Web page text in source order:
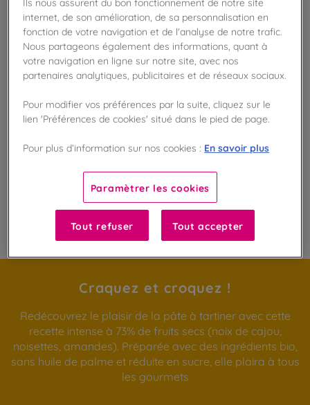
Vérifier la disponibilité en magasin
Frais de port offert
dès 50€ d'achat
avec notre programme Privilège
Liste des ingrédients et allergènes
100%
Fabriqué en France
Craquez et croquez !
Redécouvrez le plaisir de la pâte à tartiner avec cette
recette intense à 73% de fruits secs (noix de cajou,
noisettes, amandes). Préparée avec des ingrédients bio,
sans huile de palme et réduite en sucre, elle plaira à tous
les gourmets
internet, de son amélioration, de sa personnalisation en
fonction de votre navigation et de l'analyse de notre trafic.
Nous partageons également des informations, quant à
votre navigation en ligne sur notre site, avec nos
partenaires analytiques, publicitaires et de réseaux sociaux.
Pour modifier vos préférences par la suite, cliquez sur le
lien 'Préférences de cookies' situé dans le pied de page.
Pour plus d’information sur nos cookies : En savoir plus
Paramètrer les cookies
Tout refuser Tout accepter